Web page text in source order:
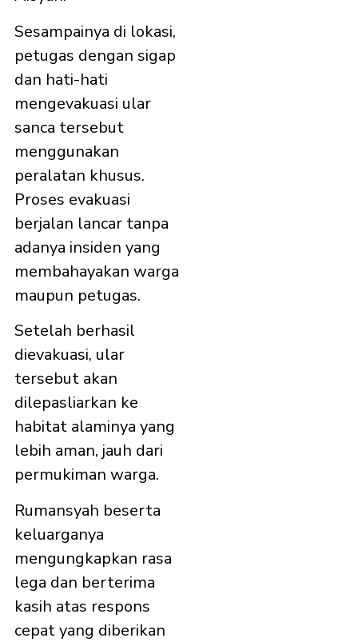
Sesampainya di lokasi,
petugas dengan sigap
dan hati-hati
mengevakuasi ular
sanca tersebut
menggunakan
peralatan khusus.
Proses evakuasi
berjalan lancar tanpa
adanya insiden yang
membahayakan warga
maupun petugas.
Setelah berhasil
dievakuasi, ular
tersebut akan
dilepasliarkan ke
habitat alaminya yang
lebih aman, jauh dari
permukiman warga.
Rumansyah beserta
keluarganya
mengungkapkan rasa
lega dan berterima
kasih atas respons
cepat yang diberikan